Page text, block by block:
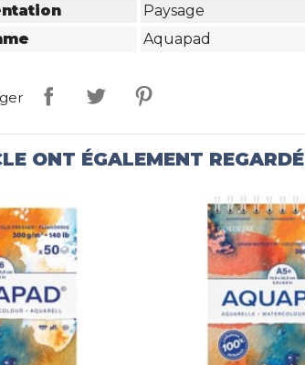
Paysage
Aquapad
ONT ÉGALEMENT REGARDÉ